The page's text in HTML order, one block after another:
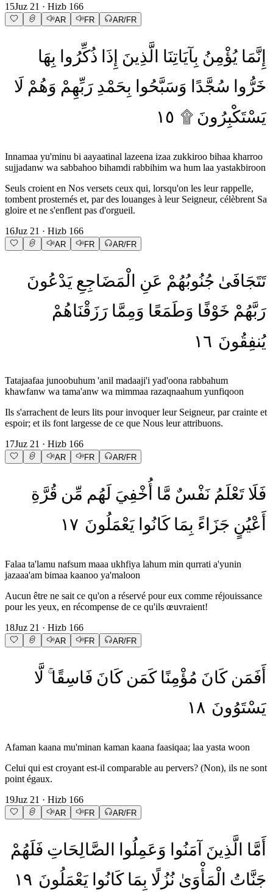
15Juz 21 · Hizb 166
AR FR AR/FR
إِنَّمَا يُؤْمِنُ بِآيَاتِنَا الَّذِينَ إِذَا ذُكِّرُوا بِهَا
خَرُّوا سُجَّدًا وَسَبَّحُوا بِحَمْدِ رَبِّهِمْ وَهُمْ لَا
يَسْتَكْبِرُونَ ۩ ١٥
Innamaa yu'minu bi aayaatinal lazeena izaa zukkiroo bihaa kharroo
sujjadanw wa sabbahoo bihamdi rabbihim wa hum laa yastakbiroon
Seuls croient en Nos versets ceux qui, lorsqu'on les leur rappelle,
tombent prosternés et, par des louanges à leur Seigneur, célèbrent Sa
gloire et ne s'enflent pas d'orgueil.
16Juz 21 · Hizb 166
AR FR AR/FR
تَتَجَافَىٰ جُنُوبُهُمْ عَنِ الْمَضَاجِعِ يَدْعُونَ
رَبَّهُمْ خَوْفًا وَطَمَعًا وَمِمَّا رَزَقْنَاهُمْ
يُنفِقُونَ ١٦
Tatajaafaa junoobuhum 'anil madaaji'i yad'oona rabbahum
khawfanw wa tama'anw wa mimmaa razaqnaahum yunfiqoon
Ils s'arrachent de leurs lits pour invoquer leur Seigneur, par crainte et
espoir; et ils font largesse de ce que Nous leur attribuons.
17Juz 21 · Hizb 166
AR FR AR/FR
فَلَا تَعْلَمُ نَفْسٌ مَّا أُخْفِيَ لَهُم مِّن قُرَّةِ
أَعْيُنٍ جَزَاءً بِمَا كَانُوا يَعْمَلُونَ ١٧
Falaa ta'lamu nafsum maaa ukhfiya lahum min qurrati a'yunin
jazaaa'am bimaa kaanoo ya'maloon
Aucun être ne sait ce qu'on a réservé pour eux comme réjouissance
pour les yeux, en récompense de ce qu'ils œuvraient!
18Juz 21 · Hizb 166
AR FR AR/FR
أَفَمَن كَانَ مُؤْمِنًا كَمَن كَانَ فَاسِقًا لَّا
يَسْتَوُونَ ١٨
Afaman kaana mu'minan kaman kaana faasiqaa; laa yasta woon
Celui qui est croyant est-il comparable au pervers? (Non), ils ne sont
point égaux.
19Juz 21 · Hizb 166
AR FR AR/FR
أَمَّا الَّذِينَ آمَنُوا وَعَمِلُوا الصَّالِحَاتِ فَلَهُمْ
جَنَّاتُ الْمَأْوَىٰ نُزُلًا بِمَا كَانُوا يَعْمَلُونَ ١٩